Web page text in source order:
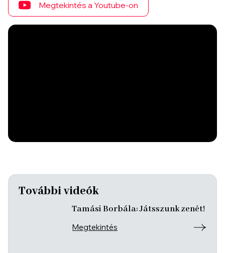
Megtekintés a Youtube-on
További videók
Tamási Borbála: Játsszunk zenét!
Megtekintés